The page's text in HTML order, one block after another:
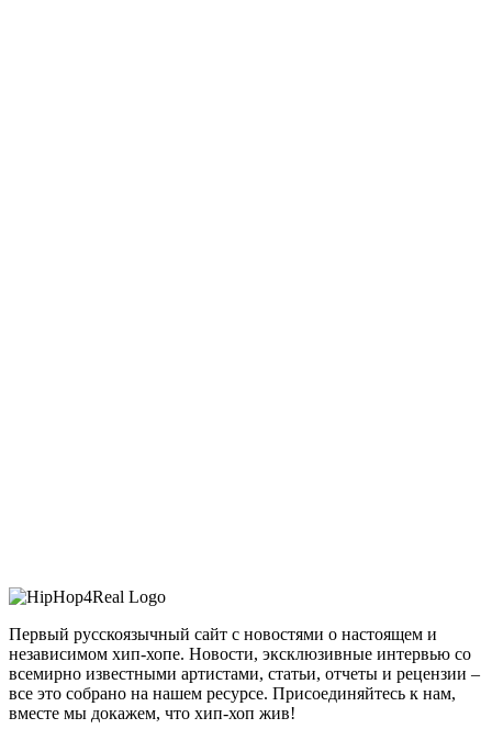
Первый русскоязычный сайт с новостями о настоящем и
независимом хип-хопе. Новости, эксклюзивные интервью со
всемирно известными артистами, статьи, отчеты и рецензии –
все это собрано на нашем ресурсе. Присоединяйтесь к нам,
вместе мы докажем, что хип-хоп жив!